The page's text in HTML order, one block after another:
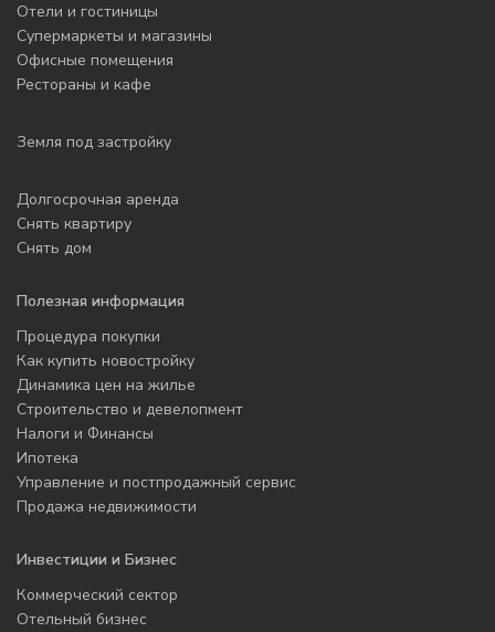
Отели и гостиницы
Супермаркеты и магазины
Офисные помещения
Рестораны и кафе
Земля под застройку
Долгосрочная аренда
Снять квартиру
Снять дом
Полезная информация
Процедура покупки
Как купить новостройку
Динамика цен на жилье
Строительство и девелопмент
Налоги и Финансы
Ипотека
Управление и постпродажный сервис
Продажа недвижимости
Инвестиции и Бизнес
Коммерческий сектор
Отельный бизнес